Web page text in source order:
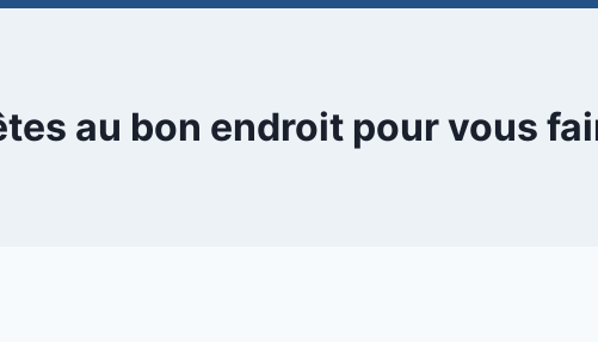
au bon endroit pour vous